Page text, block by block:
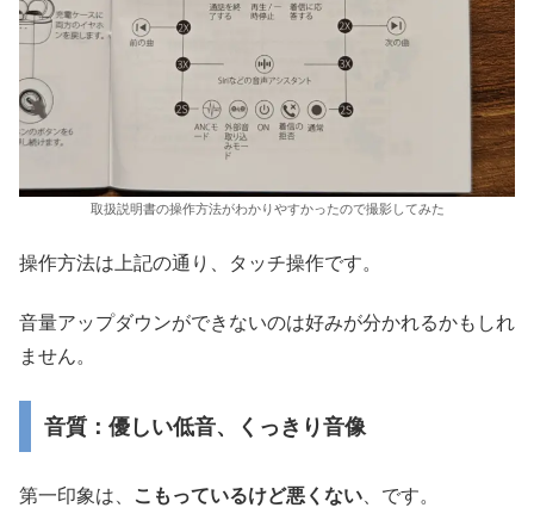
取扱説明書の操作方法がわかりやすかったので撮影してみた
操作方法は上記の通り、タッチ操作です。
音量アップダウンができないのは好みが分かれるかもしれ
ません。
音質：優しい低音、くっきり音像
第一印象は、 こもっているけど悪くない 、です。